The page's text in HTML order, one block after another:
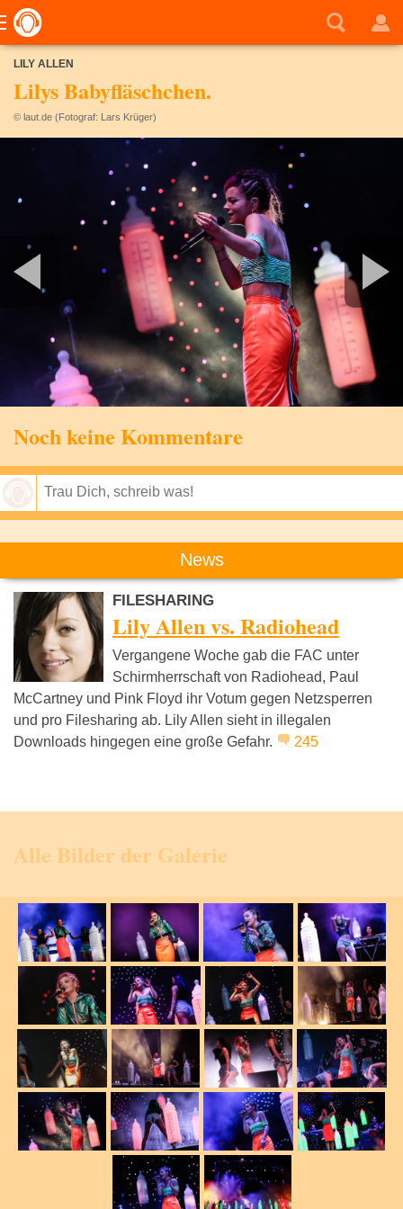
LILY ALLEN
Lilys Babyfläschchen.
© laut.de (Fotograf: Lars Krüger)
Noch keine Kommentare
News
FILESHARING
Lily Allen vs. Radiohead
Vergangene Woche gab die FAC unter
Schirmherrschaft von Radiohead, Paul
McCartney und Pink Floyd ihr Votum gegen Netzsperren
und pro Filesharing ab. Lily Allen sieht in illegalen
Downloads hingegen eine große Gefahr.
245
Alle Bilder der Galerie